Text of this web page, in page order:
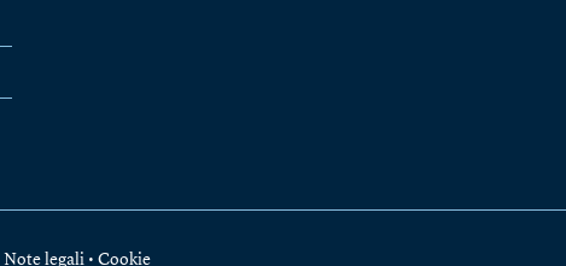
Note legali • Cookie